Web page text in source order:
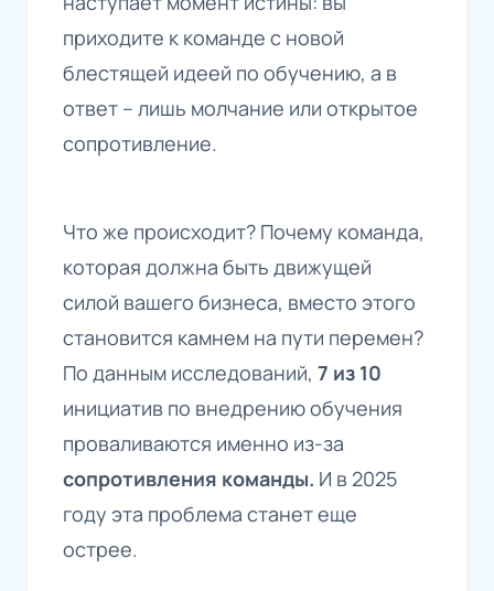
приходите к команде с новой
блестящей идеей по обучению, а в
ответ – лишь молчание или открытое
сопротивление.
Что же происходит? Почему команда,
которая должна быть движущей
силой вашего бизнеса, вместо этого
становится камнем на пути перемен?
По данным исследований, 7 из 10
инициатив по внедрению обучения
проваливаются именно из-за
сопротивления команды. И в 2025
году эта проблема станет еще
острее.